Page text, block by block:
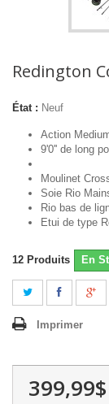
Redington
État : Neuf
Action
9'0'' de long
Moulinet
Soie Rio
Rio bas de
Etui de type
12 Produits En
Imprimer
399,99$